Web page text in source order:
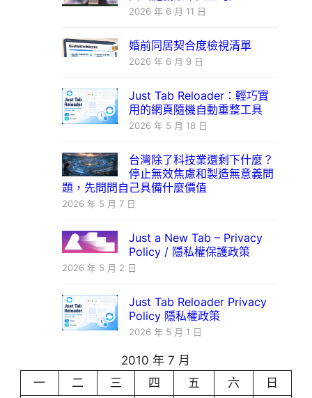
2026 年 6 月 11 日
婚前同居契合度檢視清單
2026 年 6 月 9 日
Just Tab Reloader：輕巧實
用的網頁隨機自動重整工具
2026 年 5 月 18 日
台灣除了科技業還剩下什麼？
停止無效焦慮和製造無意義問
題，先問問自己具備什麼價值
2026 年 5 月 7 日
Just a New Tab – Privacy
Policy / 隱私權保護政策
2026 年 5 月 2 日
Just Tab Reloader Privacy
Policy 隱私權政策
2026 年 5 月 1 日
2010 年 7 月
一
二 三 四 五 六
日